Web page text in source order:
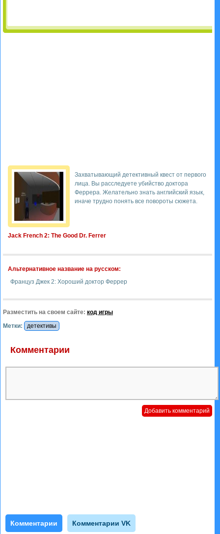
Jack French 2: The Good Dr. Ferrer
Захватывающий детективный квест от первого
лица. Вы расследуете убийство доктора
Феррера. Желательно знать английский язык,
иначе трудно понять все повороты сюжета.
Альтернативное название на русском:
Француз Джек 2: Хороший доктор Феррер
Разместить на своем сайте: код игры
Метки:
детективы
Комментарии
Комментарии Комментарии VK